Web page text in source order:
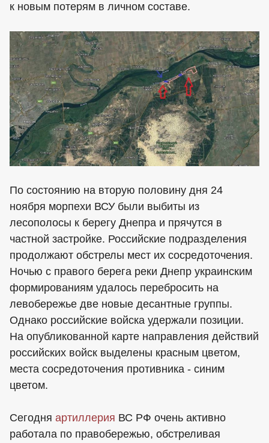
к новым потерям в личном составе.
По состоянию на вторую половину дня 24
ноября морпехи ВСУ были выбиты из
лесополосы к берегу Днепра и прячутся в
частной застройке. Российские подразделения
продолжают обстрелы мест их сосредоточения.
Ночью с правого берега реки Днепр украинским
формированиям удалось перебросить на
левобережье две новые десантные группы.
Однако российские войска удержали позиции.
На опубликованной карте направления действий
российских войск выделены красным цветом,
места сосредоточения противника - синим
цветом.
Сегодня артиллерия ВС РФ очень активно
работала по правобережью, обстреливая